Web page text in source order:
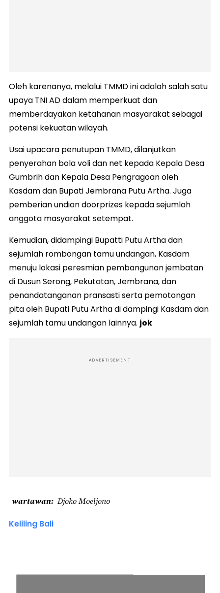
Oleh karenanya, melalui TMMD ini adalah salah satu
upaya TNI AD dalam memperkuat dan
memberdayakan ketahanan masyarakat sebagai
potensi kekuatan wilayah.
Usai upacara penutupan TMMD, dilanjutkan
penyerahan bola voli dan net kepada Kepala Desa
Gumbrih dan Kepala Desa Pengragoan oleh
Kasdam dan Bupati Jembrana Putu Artha. Juga
pemberian undian doorprizes kepada sejumlah
anggota masyarakat setempat.
Kemudian, didampingi Bupatti Putu Artha dan
sejumlah rombongan tamu undangan, Kasdam
menuju lokasi peresmian pembangunan jembatan
di Dusun Serong, Pekutatan, Jembrana, dan
penandatanganan pransasti serta pemotongan
pita oleh Bupati Putu Artha di dampingi Kasdam dan
sejumlah tamu undangan lainnya. jok
ADVERTISEMENT
wartawan Djoko Moeljono
Keliling Bali